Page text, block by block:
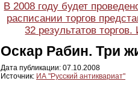
В 2008 году будет
расписании торгов
32 результатов
Оскар Рабин. Три
Дата публикации: 07.10.2008
Источник: ИА "Русский антиквариат"